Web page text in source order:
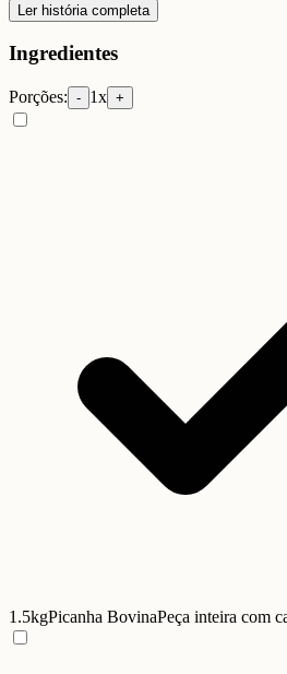
Ler história completa
Ingredientes
Porções: - 1x +
1.5kgPicanha BovinaPeça inteira com